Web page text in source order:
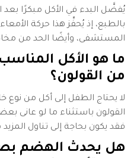
يُفضَّل البدء في الأكل مبكرًا بعد
بالطبع، إذ يُحفِّز هذا حركة
المستشفى، وأيضًا الحد من
ما هو الأكل
من القولون؟
لا يحتاج الطفل إلى أكل من
القولون باستثناء ما لو عانى
فقد يكون بحاجة إلى تناول
هل يحدث الهضم